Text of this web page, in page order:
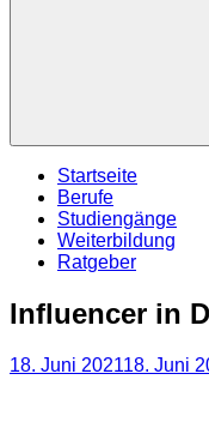
Startseite
Berufe
Studiengänge
Weiterbildung
Ratgeber
Influencer in
18. Juni 202118. Juni